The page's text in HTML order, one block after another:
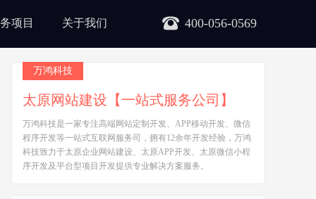
400-056-0569
项目 关于我们
万鸿科技
太原网站建设【一站式服务公司】
万鸿科技是一家专注高端网站定制开发、APP移动开发、微信
程序开发等一站式互联网服务司，拥有12余年开发经验，万鸿
科技致力于太原企业网站建设、太原APP开发、太原微信小程
序开发及平台型项目开发提供专业解决方案服务。